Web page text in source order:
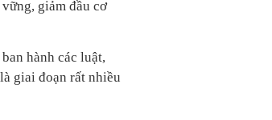
giảm đầu cơ
hành các luật,
giai đoạn rất nhiều